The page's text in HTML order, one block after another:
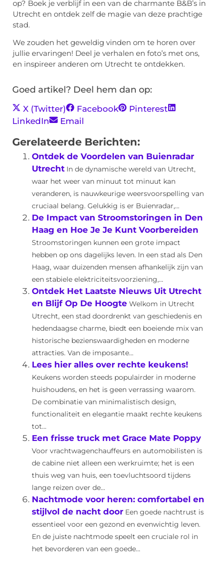
op? Boek je verblijf in een van de charmante B&B’s in
Utrecht en ontdek zelf de magie van deze prachtige
stad.
We zouden het geweldig vinden om te horen over
jullie ervaringen! Deel je verhalen en foto’s met ons,
en inspireer anderen om Utrecht te ontdekken.
Goed artikel? Deel hem dan op:
X (Twitter) Facebook
Pinterest
LinkedIn
Email
Gerelateerde Berichten:
Ontdek de Voordelen van Buienradar
Utrecht In de dynamische wereld van Utrecht,
waar het weer van minuut tot minuut kan
veranderen, is nauwkeurige weersvoorspelling van
cruciaal belang. Gelukkig is er Buienradar,...
De Impact van Stroomstoringen in Den
Haag en Hoe Je Je Kunt Voorbereiden
Stroomstoringen kunnen een grote impact
hebben op ons dagelijks leven. In een stad als Den
Haag, waar duizenden mensen afhankelijk zijn van
een stabiele elektriciteitsvoorziening,...
Ontdek Het Laatste Nieuws Uit Utrecht
en Blijf Op De Hoogte Welkom in Utrecht
Utrecht, een stad doordrenkt van geschiedenis en
hedendaagse charme, biedt een boeiende mix van
historische bezienswaardigheden en moderne
attracties. Van de imposante...
Lees hier alles over rechte keukens!
Keukens worden steeds populairder in moderne
huishoudens, en het is geen verrassing waarom.
De combinatie van minimalistisch design,
functionaliteit en elegantie maakt rechte keukens
tot...
Een frisse truck met Grace Mate Poppy
Voor vrachtwagenchauffeurs en automobilisten is
de cabine niet alleen een werkruimte; het is een
thuis weg van huis, een toevluchtsoord tijdens
lange reizen over de...
Nachtmode voor heren: comfortabel en
stijlvol de nacht door Een goede nachtrust is
essentieel voor een gezond en evenwichtig leven.
En de juiste nachtmode speelt een cruciale rol in
het bevorderen van een goede...